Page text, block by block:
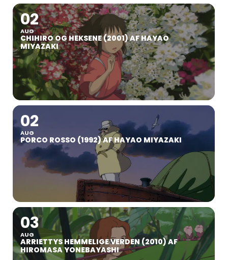
02
AUG
CHIHIRO OG HEKSENE (2001) AF HAYAO
MIYAZAKI
02
AUG
PORCO ROSSO (1992) AF HAYAO MIYAZAKI
03
AUG
ARRIETTYS HEMMELIGE VERDEN (2010) AF
HIROMASA YONEBAYASHI